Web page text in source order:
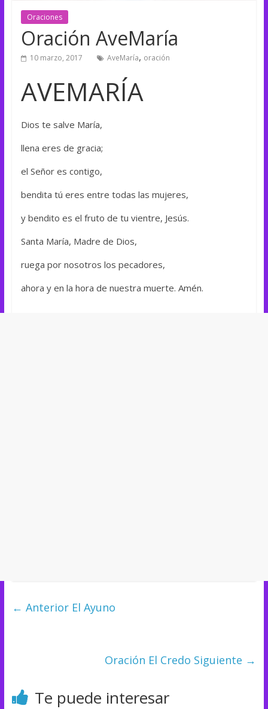
Oraciones
Oración AveMaría
10 marzo, 2017 AveMaría, oración
AVEMARÍA
Dios te salve María,
llena eres de gracia;
el Señor es contigo,
bendita tú eres entre todas las mujeres,
y bendito es el fruto de tu vientre, Jesús.
Santa María, Madre de Dios,
ruega por nosotros los pecadores,
ahora y en la hora de nuestra muerte. Amén.
← AnteriorEl Ayuno
Oración El Credo Siguiente →
Te puede interesar